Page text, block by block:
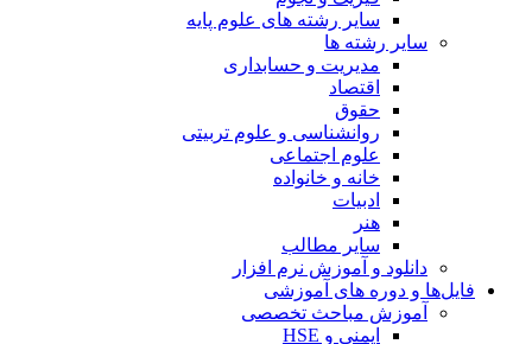
سایر رشته های علوم پایه
سایر رشته ها
مدیریت و حسابداری
اقتصاد
حقوق
روانشناسی و علوم تربیتی
علوم اجتماعی
خانه و خانواده
ادبیات
هنر
سایر مطالب
دانلود و آموزش نرم افزار
فایل‌ها و دوره های آموزشی
آموزش مباحث تخصصی
ایمنی و HSE